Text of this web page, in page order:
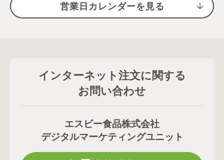
営業日カレンダーを見る
インターネット注文に関する
お問い合わせ
エスビー食品株式会社
デジタルマーケティングユニット